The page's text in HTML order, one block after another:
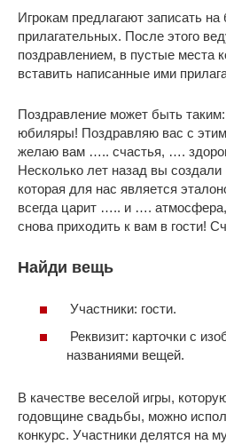
Игрокам предлагают записать
прилагательных. После этого
поздравлением, в пустые места
вставить написанные ими
Поздравление может быть
юбиляры! Поздравляю вас с
желаю вам ….. счастья, ….
Несколько лет назад вы
которая для нас является
всегда царит ….. и …. атмосфера,
снова приходить к вам в гости!
Найди вещь
Участники: гости.
Реквизит: карточки с
названиями вещей.
В качестве веселой игры,
годовщине свадьбы, можно
конкурс. Участники делятся на